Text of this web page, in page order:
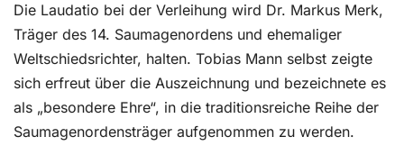
Die Laudatio bei der Verleihung wird Dr. Markus Merk,
Träger des 14. Saumagenordens und ehemaliger
Weltschiedsrichter, halten. Tobias Mann selbst zeigte
sich erfreut über die Auszeichnung und bezeichnete es
als „besondere Ehre“, in die traditionsreiche Reihe der
Saumagenordensträger aufgenommen zu werden.